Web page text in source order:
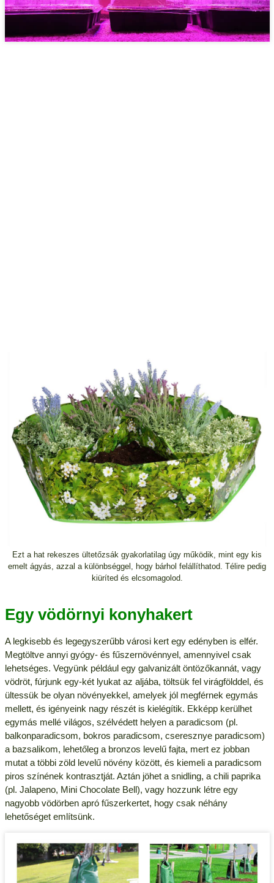
Ezt a hat rekeszes ültetőzsák gyakorlatilag úgy működik, mint egy kis
emelt ágyás, azzal a különbséggel, hogy bárhol felállíthatod. Télire pedig
kiüríted és elcsomagolod.
Egy vödörnyi konyhakert
A legkisebb és legegyszerűbb városi kert egy edényben is elfér.
Megtöltve annyi gyógy- és fűszernövénnyel, amennyivel csak
lehetséges. Vegyünk például egy galvanizált öntözőkannát, vagy
vödröt, fúrjunk egy-két lyukat az aljába, töltsük fel virágfölddel, és
ültessük be olyan növényekkel, amelyek jól megférnek egymás
mellett, és igényeink nagy részét is kielégítik. Ekképp kerülhet
egymás mellé világos, szélvédett helyen a paradicsom (pl.
balkonparadicsom, bokros paradicsom, cseresznye paradicsom)
a bazsalikom, lehetőleg a bronzos levelű fajta, mert ez jobban
mutat a többi zöld levelű növény között, és kiemeli a paradicsom
piros színének kontrasztját. Aztán jöhet a snidling, a chili paprika
(pl. Jalapeno, Mini Chocolate Bell), vagy hozzunk létre egy
nagyobb vödörben apró fűszerkertet, hogy csak néhány
lehetőséget említsünk.